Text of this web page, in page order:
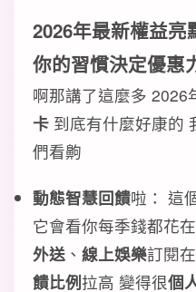
2026年最新權益亮
你的習慣決定優惠
啊那講了這麼多 2026
卡 到底有什麼好康的
們看齁
動態智慧回饋啦： 這
它會看你每季錢都花
外送 、 線上娛樂訂閱
饋比例拉高 變得很個